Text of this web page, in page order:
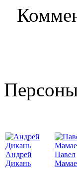
Андрей
Дикань
Павел